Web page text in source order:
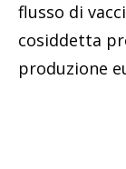
flusso di
cosiddetta
produzione